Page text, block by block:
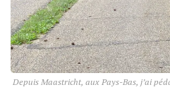
Depuis Maastricht, aux Pays-Bas, j’ai